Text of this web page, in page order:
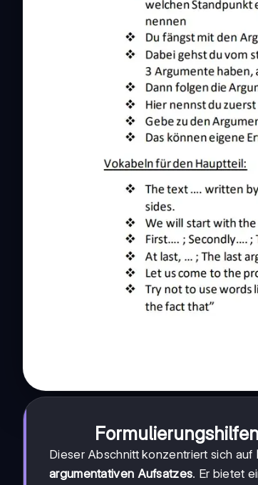
Dieser Abschnitt konzentriert sich auf
argumentativen Aufsatzes. Er bietet